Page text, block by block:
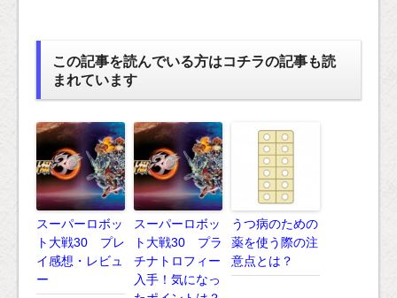
この記事を読んでいる方はコチラの記事も読
まれています
スーパーロボッ
ト大戦30 プレ
イ感想・レビュ
ー
スーパーロボッ
ト大戦30 プラ
チナトロフィー
入手！気になっ
うつ病のための
薬を使う際の注
意点とは？